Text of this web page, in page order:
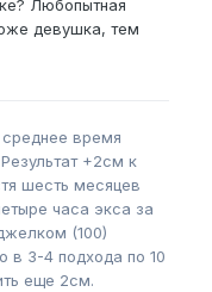
Любопытная
девушка, тем
время
+2см к
шесть месяцев
часа экса за
(100)
в 3-4 подхода по 10
еще 2см.